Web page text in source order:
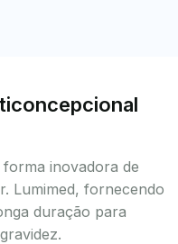
inovadora de
Lumimed, fornecendo
duração para